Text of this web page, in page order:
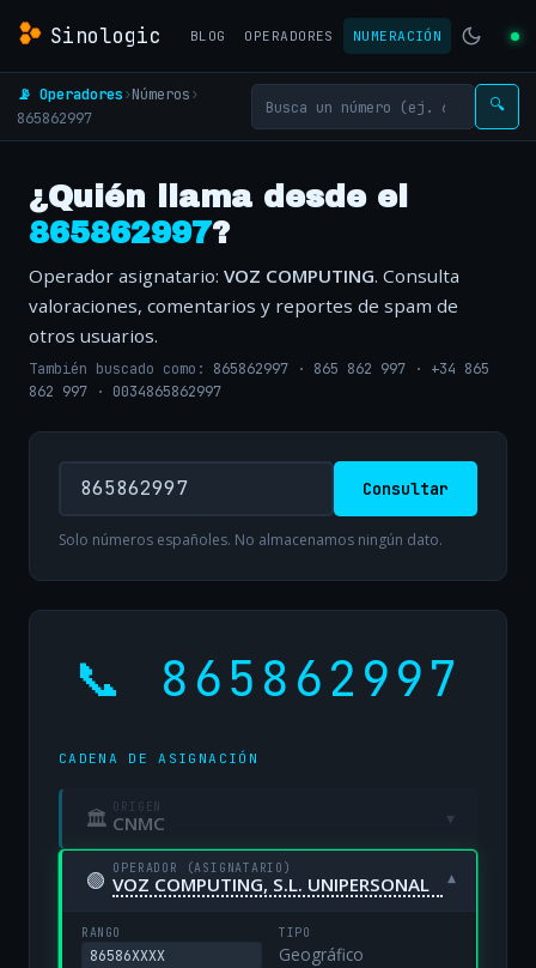
Sinologic BLOG OPERADORES NUMERACIÓN
📡 Operadores›Números›
865862997
🔍
¿Quién llama desde el
865862997?
Operador asignatario: VOZ COMPUTING. Consulta
valoraciones, comentarios y reportes de spam de
otros usuarios.
También buscado como: 865862997 · 865 862 997 · +34 865
862 997 · 0034865862997
Consultar
Solo números españoles. No almacenamos ningún dato.
📞 865862997
CADENA DE ASIGNACIÓN
🏛 ORIGEN
CNMC ▾
🟢 OPERADOR (ASIGNATARIO)
VOZ COMPUTING, S.L. UNIPERSONAL ▾
RANGO
86586XXXX
TIPO
Geográfico